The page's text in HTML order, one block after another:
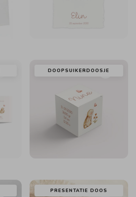
DOOPSUIKERDOOSJE
PRESENTATIE DOOS